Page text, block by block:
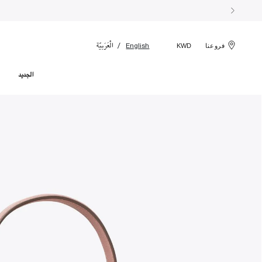
فروعنا KWD
English الْعَرَبيّة
الجديد